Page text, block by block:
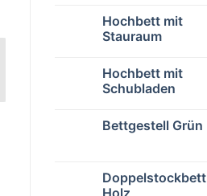
Hochbett mit
Stauraum
Hochbett mit
Schubladen
Bettgestell Grün
Doppelstockbett